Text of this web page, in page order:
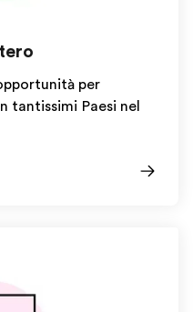
per
tantissimi Paesi nel